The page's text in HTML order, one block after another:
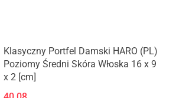
Klasyczny Portfel Damski HARO (PL)
Poziomy Średni Skóra Włoska 16 x 9
x 2 [cm]